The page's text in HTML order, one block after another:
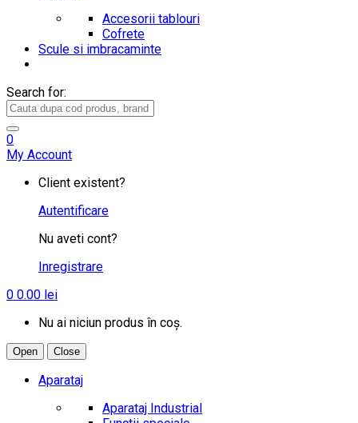
Accesorii tablouri
Cofrete
Scule si imbracaminte
Search for:
0
My Account
Client existent?
Autentificare
Nu aveti cont?
Inregistrare
0 0.00 lei
Nu ai niciun produs în coș.
Open Close
Aparataj
Aparataj Industrial